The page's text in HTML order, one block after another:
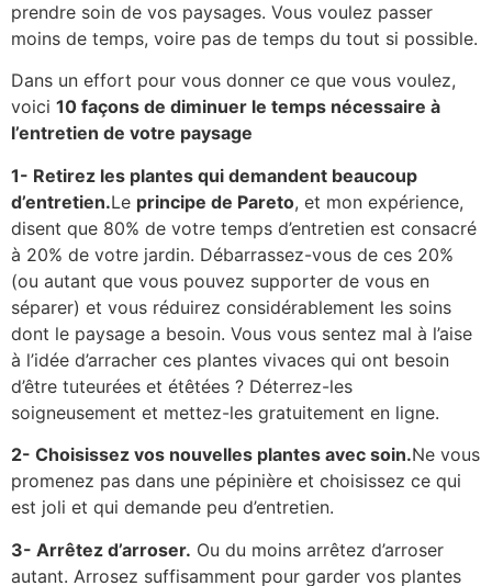
prendre soin de vos paysages. Vous voulez passer
moins de temps, voire pas de temps du tout si possible.
Dans un effort pour vous donner ce que vous voulez,
voici 10 façons de diminuer le temps nécessaire à
l’entretien de votre paysage
1- Retirez les plantes qui demandent beaucoup
d’entretien.Le principe de Pareto, et mon expérience,
disent que 80% de votre temps d’entretien est consacré
à 20% de votre jardin. Débarrassez-vous de ces 20%
(ou autant que vous pouvez supporter de vous en
séparer) et vous réduirez considérablement les soins
dont le paysage a besoin. Vous vous sentez mal à l’aise
à l’idée d’arracher ces plantes vivaces qui ont besoin
d’être tuteurées et étêtées ? Déterrez-les
soigneusement et mettez-les gratuitement en ligne.
2- Choisissez vos nouvelles plantes avec soin.Ne vous
promenez pas dans une pépinière et choisissez ce qui
est joli et qui demande peu d’entretien.
3- Arrêtez d’arroser. Ou du moins arrêtez d’arroser
autant. Arrosez suffisamment pour garder vos plantes